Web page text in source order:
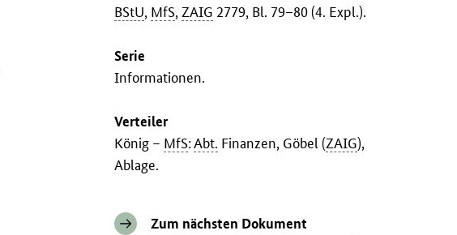
BStU, MfS,ZAIG 2779, Bl. 79–80 (4. Expl.).
Serie
Informationen.
Verteiler
König – MfS:Abt. Finanzen, Göbel (ZAIG),
Ablage.
Zum nächsten Dokument